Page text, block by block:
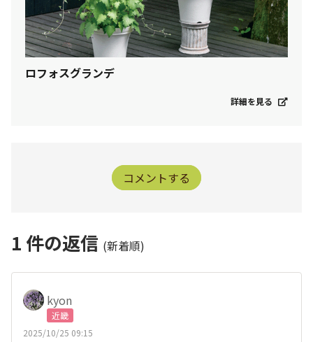
ロフォスグランデ
詳細を見る
コメントする
1 件の返信 (新着順)
kyon
近畿
2025/10/25 09:15